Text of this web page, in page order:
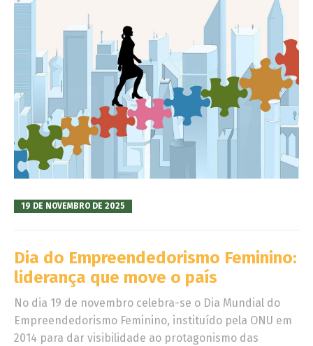
19 DE NOVEMBRO DE 2025
Dia do Empreendedorismo Feminino:
liderança que move o país
No dia 19 de novembro celebra-se o Dia Mundial do
Empreendedorismo Feminino, instituído pela ONU em
2014 para dar visibilidade ao protagonismo das